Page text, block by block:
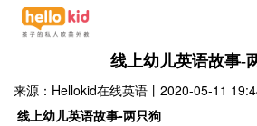
线上幼儿英语故事-
来源：Hellokid在线英语 丨 2020-05-11
线上幼儿英语故事-两只狗